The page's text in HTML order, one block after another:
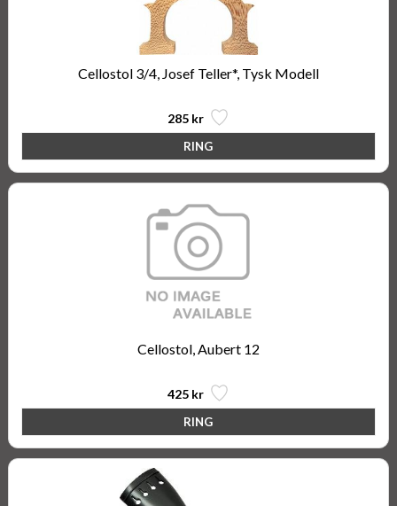
Cellostol 3/4, Josef Teller*, Tysk Modell
285 kr
Cellostol, Aubert 12
425 kr